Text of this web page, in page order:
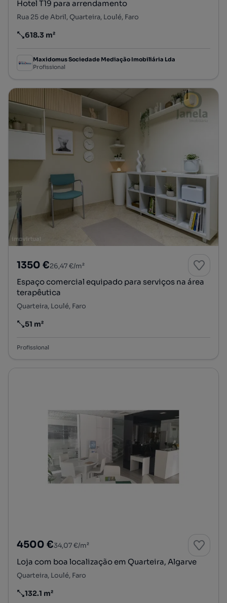
Hotel T19 para arrendamento
Rua 25 de Abril, Quarteira, Loulé, Faro
Preço por metro quadrado
618.3 m²
Maxidomus Sociedade Mediação Imobiliária Lda
Profissional
1350 €26,47 €/m²
Espaço comercial equipado para serviços na área
terapêutica
Quarteira, Loulé, Faro
Preço por metro quadrado
51 m²
Profissional
4500 €34,07 €/m²
Loja com boa localização em Quarteira, Algarve
Quarteira, Loulé, Faro
Preço por metro quadrado
132.1 m²